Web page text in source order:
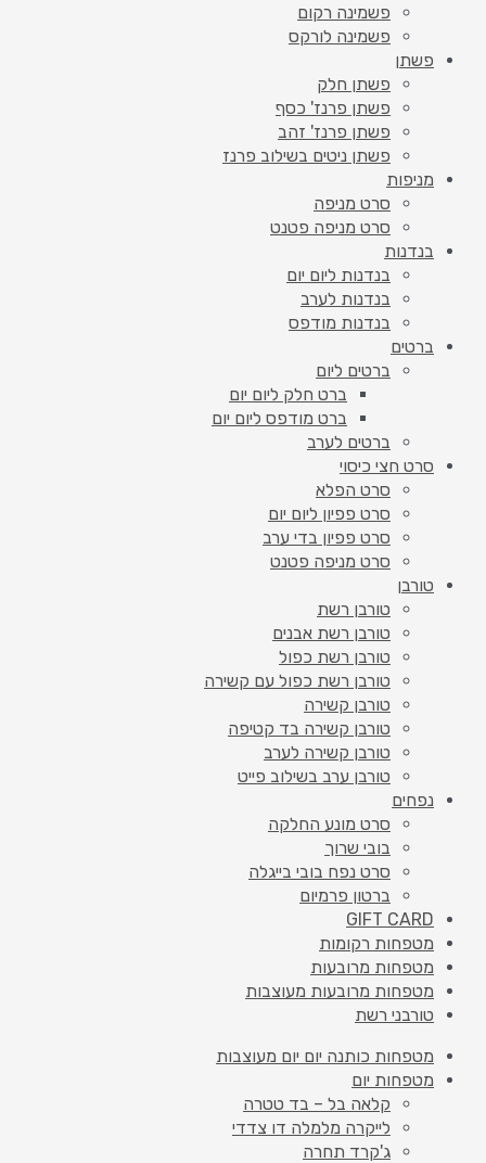
פשמינה רקום
פשמינה לורקס
פשתן
פשתן חלק
פשתן פרנז' כסף
פשתן פרנז' זהב
פשתן ניטים בשילוב פרנז
מניפות
סרט מניפה
סרט מניפה פטנט
בנדנות
בנדנות ליום יום
בנדנות לערב
בנדנות מודפס
ברטים
ברטים ליום
ברט חלק ליום יום
ברט מודפס ליום יום
ברטים לערב
סרט חצי כיסוי
סרט הפלא
סרט פפיון ליום יום
סרט פפיון בדי ערב
סרט מניפה פטנט
טורבן
טורבן רשת
טורבן רשת אבנים
טורבן רשת כפול
טורבן רשת כפול עם קשירה
טורבן קשירה
טורבן קשירה בד קטיפה
טורבן קשירה לערב
טורבן ערב בשילוב פייט
נפחים
סרט מונע החלקה
בובי שרוך
סרט נפח בובי בייגלה
ברטון פרמיום
GIFT CARD
מטפחות רקומות
מטפחות מרובעות
מטפחות מרובעות מעוצבות
טורבני רשת
מטפחות כותנה יום יום מעוצבות
מטפחות יום
קלאה בל – בד טטרה
לייקרה מלמלה דו צדדי
ג'קרד תחרה